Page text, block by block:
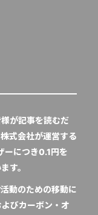
が記事を読むだ
式会社が運営する
ーにつき0.1円を
す。
動のための移動に
びカーボン・オ